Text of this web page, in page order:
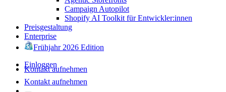
Campaign Autopilot
Shopify AI Toolkit für Entwickler:innen
Preisgestaltung
Enterprise
Frühjahr 2026 Edition
Einloggen
Kontakt aufnehmen
Kontakt aufnehmen